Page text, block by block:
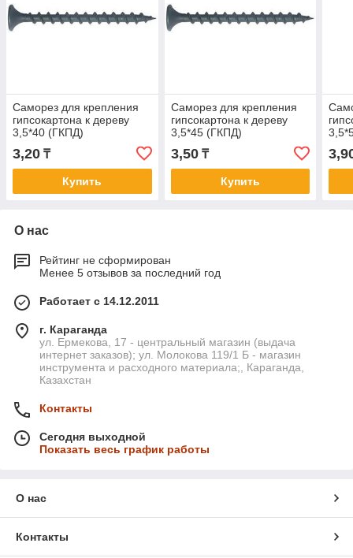
Саморез для крепления
гипсокартона к дереву
3,5*40 (ГКПД)
3,20 ₸
Купить
Саморез для крепления
гипсокартона к дереву
3,5*45 (ГКПД)
3,50₸
Купить
О нас
Рейтинг не сформирован
Менее 5 отзывов за последний год
Работает с 14.12.2011
г. Караганда
ул. Ермекова, 17 - центральный магазин (выдача
интернет заказов); ул. Молокова 119/1 Б - магазин
инструмента и расходного материала;, Караганда,
Казахстан
Контакты
Сегодня выходной
Показать весь график работы
О нас
Контакты